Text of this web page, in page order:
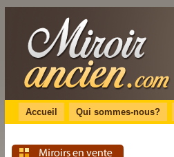
Accueil Qui sommes-nous?